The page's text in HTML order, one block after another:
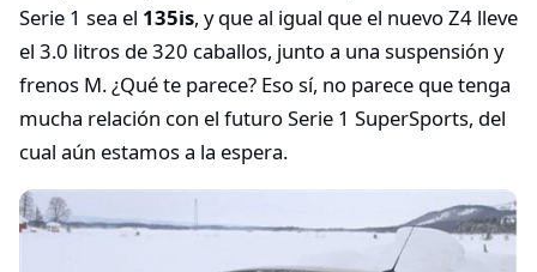
Serie 1 sea el 135is, y que al igual que el nuevo Z4 lleve
el 3.0 litros de 320 caballos, junto a una suspensión y
frenos M. ¿Qué te parece? Eso sí, no parece que tenga
mucha relación con el futuro Serie 1 SuperSports, del
cual aún estamos a la espera.